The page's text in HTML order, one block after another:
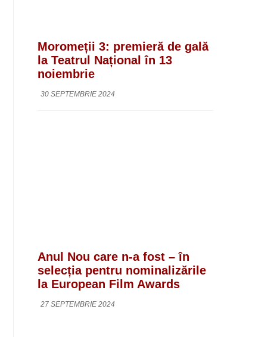
Moromeții 3: premieră de gală
la Teatrul Național în 13
noiembrie
30 SEPTEMBRIE 2024
Anul Nou care n-a fost – în
selecția pentru nominalizările
la European Film Awards
27 SEPTEMBRIE 2024